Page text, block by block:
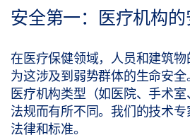
安全第一：医疗机构
在医疗保健领域，人员和建筑
为这涉及到弱势群体的生命安
医疗机构类型（如医院、手术
法规而有所不同。我们的技术
法律和标准。